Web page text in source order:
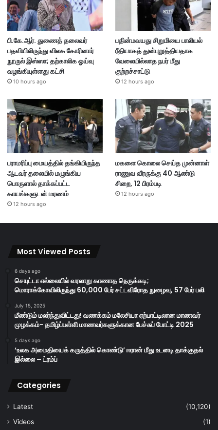
பி.கே.ஆர். துணைத் தலைவர்
பதவியிலிருந்து விலக கோரினார்
நூருல் இஸ்ஸா; தற்காலிக ஓய்வு
வழங்கியுள்ளது கட்சி
10 hours ago
பதின்மவயது சிறுமியை பாலியல்
ரீதியாகத் துன்புறுத்தியதாக
வேலையில்லாத நபர் மீது
குற்றச்சாட்டு
12 hours ago
பராமரிப்பு மையத்தில் தங்கியிருந்த
ஆடவர் தலையில் மழுங்கிய
பொருளால் தாக்கப்பட்ட
காயங்களுடன் மரணம்
12 hours ago
மகளை கொலை செய்த முன்னாள்
ராணுவ வீரருக்கு 40 ஆண்டு
சிறை, 12 பிரம்படி
12 hours ago
Most Viewed Posts
6 days ago
செயுட்டா எல்லையில் வரலாறு காணாத நெருக்கடி;
மொராக்கோவிலிருந்து 60,000 பேர் சட்டவிரோத நுழைவு, 57 பேர் பலி
July 15, 2025
மீண்டும் மலர்ந்துவிட்டது! வணக்கம் மலேசியா ஏற்பாட்டிலான மாணவர்
முழக்கம்- தமிழ்ப்பள்ளி மாணவர்களுக்கான பேச்சுப் போட்டி 2025
5 days ago
‘உலக அமைதியைக் கருத்தில் கொண்டு’ ஈரான் மீது உடனடி தாக்குதல்
இல்லை – ட்ரம்ப்
Categories
Latest
(10,120)
Videos
(1)